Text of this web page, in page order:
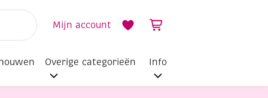
Mijn account
Overige categorieën Info